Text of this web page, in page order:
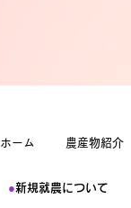
ホーム 農産物紹介
●新規就農について